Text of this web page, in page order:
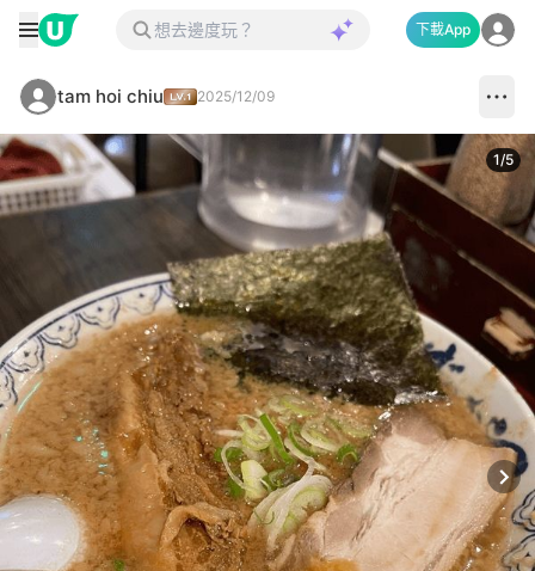
下載App
tam hoi chiu 2025/12/09
1/5